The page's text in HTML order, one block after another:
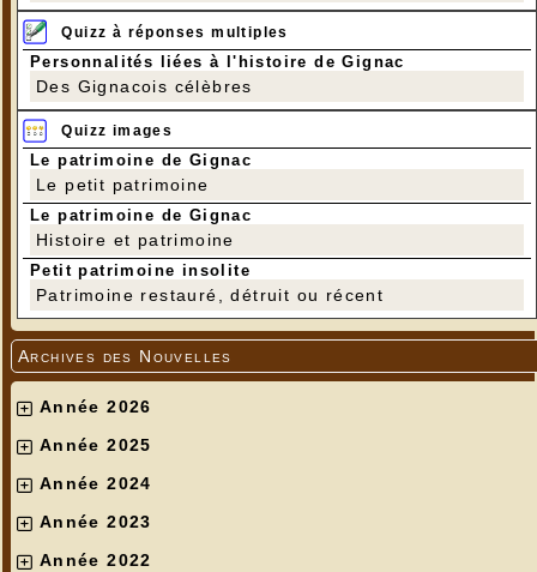
Quizz à réponses multiples
Personnalités liées à l'histoire de Gignac
Des Gignacois célèbres
Quizz images
Le patrimoine de Gignac
Le petit patrimoine
Le patrimoine de Gignac
Histoire et patrimoine
Petit patrimoine insolite
Patrimoine restauré, détruit ou récent
Archives des Nouvelles
Année 2026
Année 2025
Année 2024
Année 2023
Année 2022